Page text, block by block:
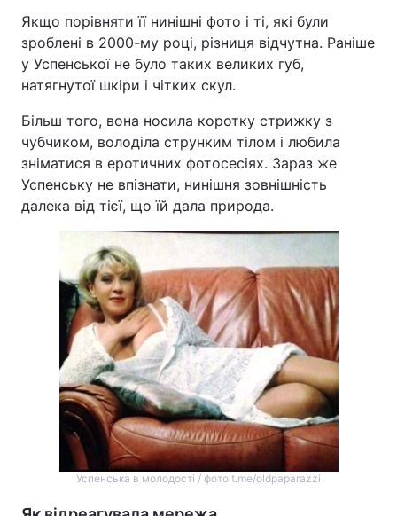
Якщо порівняти її нинішні фото і ті, які були
зроблені в 2000-му році, різниця відчутна. Раніше
у Успенської не було таких великих губ,
натягнутої шкіри і чітких скул.
Більш того, вона носила коротку стрижку з
чубчиком, володіла струнким тілом і любила
зніматися в еротичних фотосесіях. Зараз же
Успенську не впізнати, нинішня зовнішність
далека від тієї, що їй дала природа.
Успенська в молодості / фото t.me/oldpaparazzi